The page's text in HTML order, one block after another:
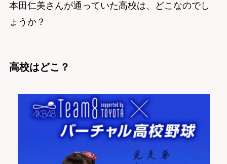
本田仁美さんが通っていた高校は、どこなのでし
ょうか？
高校はどこ？